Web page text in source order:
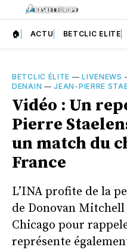
🏠 ACTU BETCLIC ELITE
BETCLIC ÉLITE —LIVENEWS
DENAIN —JEAN-PIERRE
Vidéo : Un
Pierre
un match du
France
L’INA profite de la
de Donovan
Chicago pour
représente